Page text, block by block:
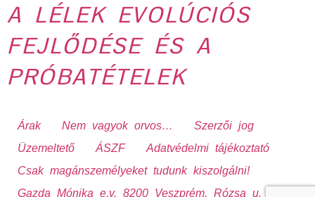
A LÉLEK EVOLÚCIÓS
FEJLŐDÉSE ÉS A
PRÓBATÉTELEK
Árak Nem vagyok orvos…
Szerzői jog
Üzemeltető
ÁSZF
Adatvédelmi tájékoztató
Csak magánszemélyeket tudunk kiszolgálni!
Gazda Mónika e.v. 8200 Veszprém, Rózsa u. 13.